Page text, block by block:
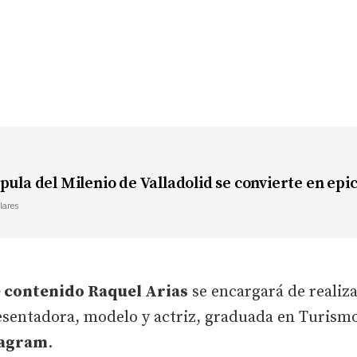
del Milenio de Valladolid se convierte en
Raquel Arias se encargará de
modelo y actriz, graduada en
.